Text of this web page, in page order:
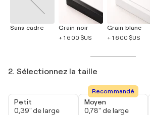
Sans cadre
Grain noir
+ 1 600 $US
Grain blanc
+ 1 600 $US
2. Sélectionnez la taille
Petit
0,39" de large
Recommandé
Moyen
0,78" de large